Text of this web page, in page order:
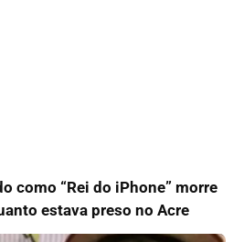
como “Rei do iPhone” morre
estava preso no Acre